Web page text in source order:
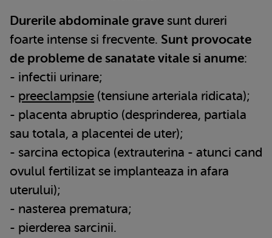
Durerile abdominale grave sunt dureri
foarte intense si frecvente. Sunt provocate
de probleme de sanatate vitale si anume:
- infectii urinare;
- preeclampsie (tensiune arteriala ridicata);
- placenta abruptio (desprinderea, partiala
sau totala, a placentei de uter);
- sarcina ectopica (extrauterina - atunci cand
ovulul fertilizat se implanteaza in afara
uterului);
- nasterea prematura;
- pierderea sarcinii.